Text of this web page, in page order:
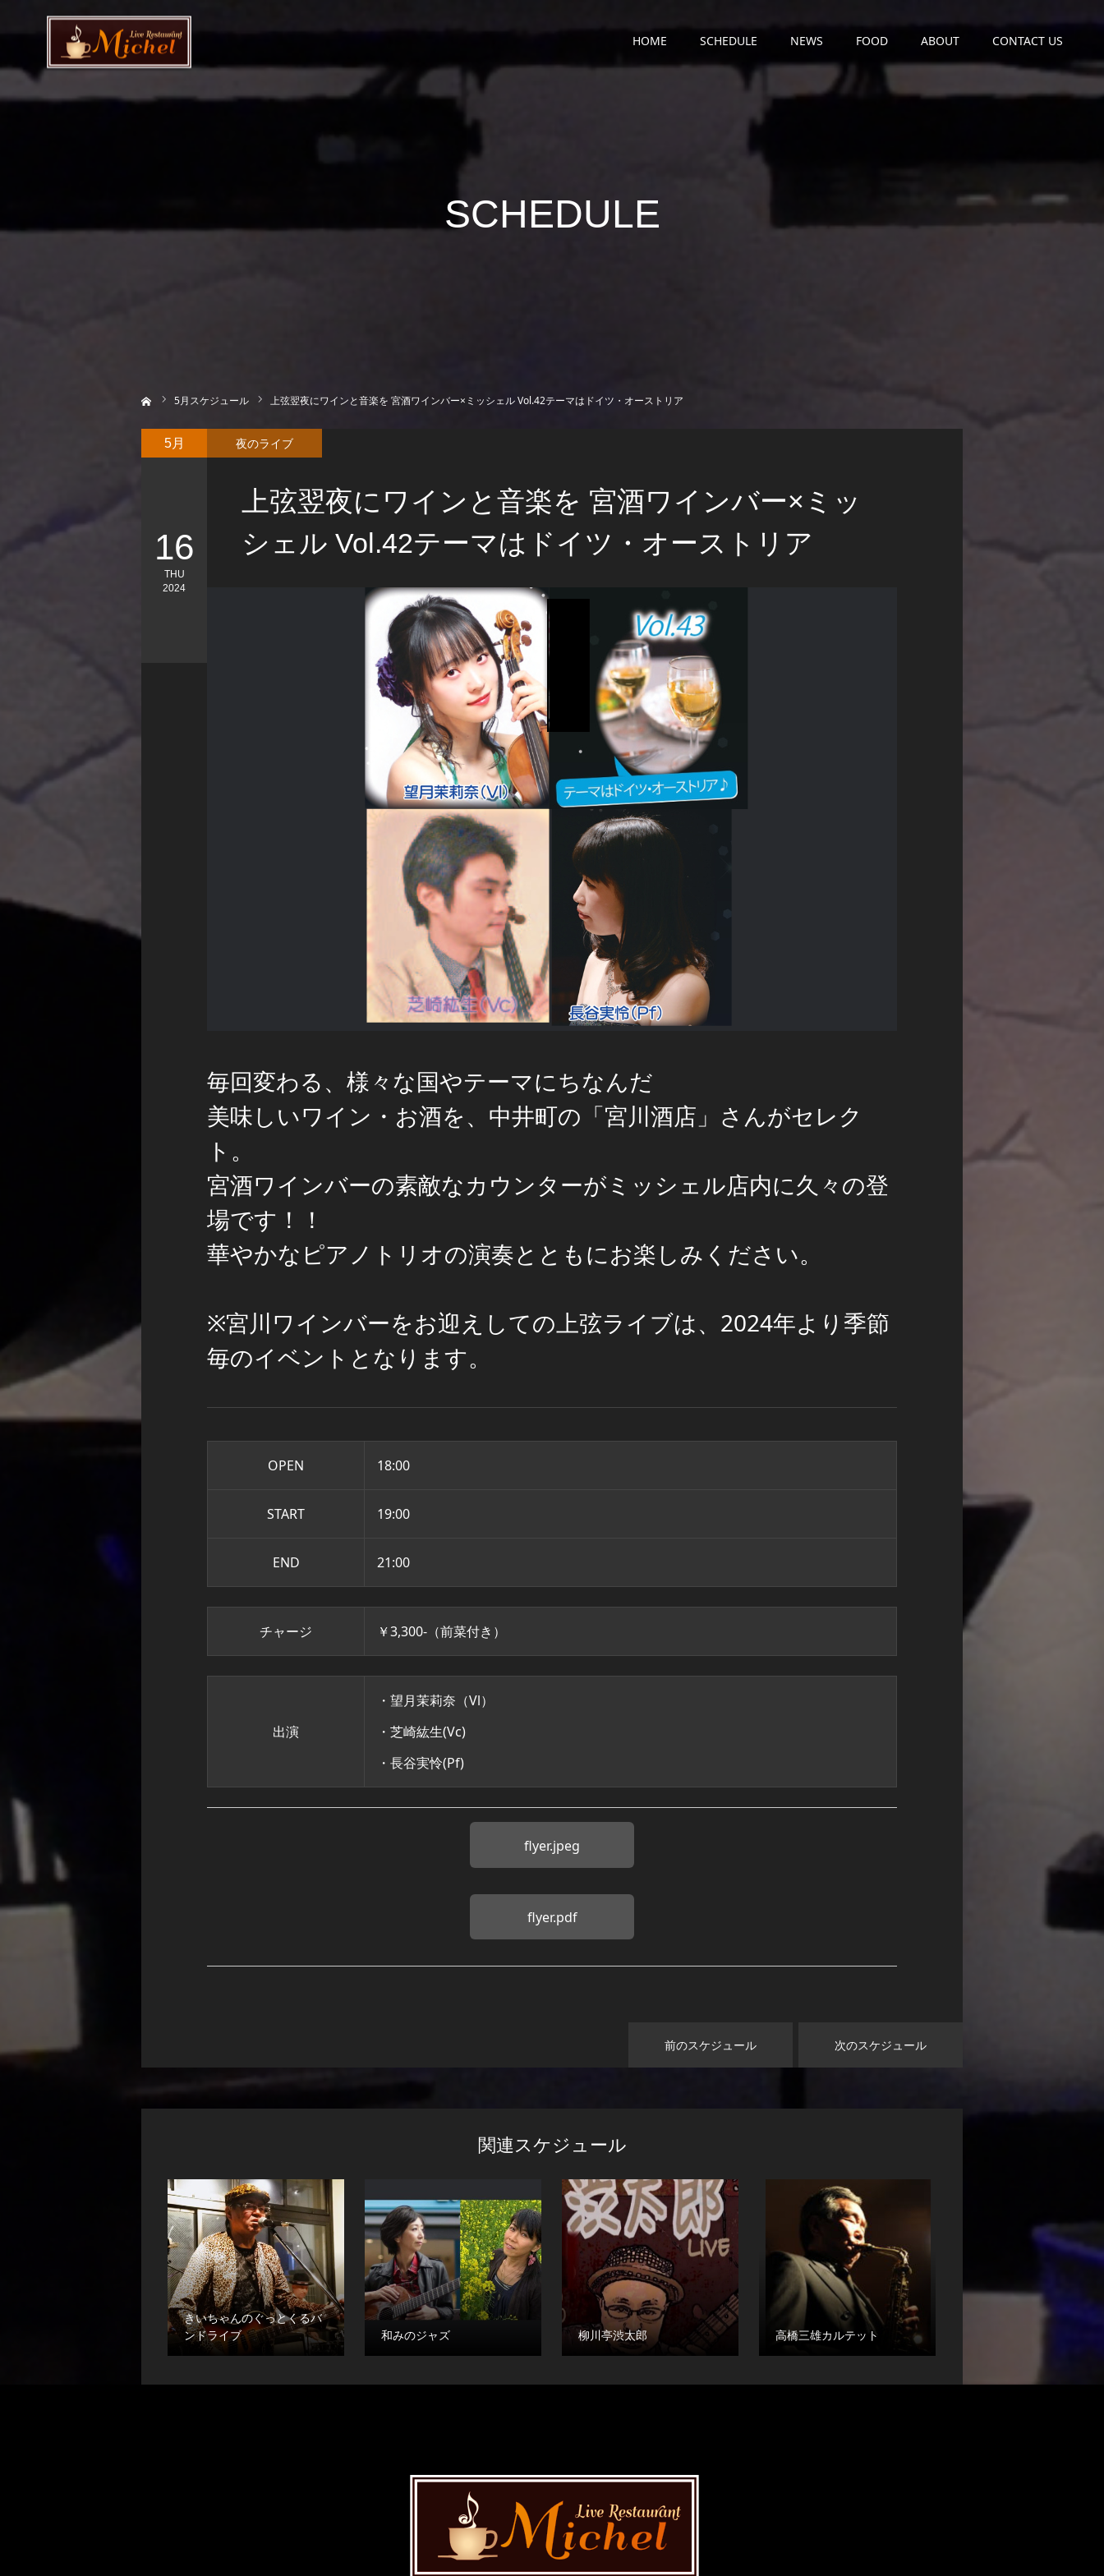
HOME SCHEDULE NEWS FOOD ABOUT CONTACT US
SCHEDULE
5月スケジュール 上弦翌夜にワインと音楽を 宮酒ワインバー×ミッシェル Vol.42テーマはドイツ・オーストリア
上弦翌夜にワインと音楽を 宮酒ワインバー×ミッ
シェル Vol.42テーマはドイツ・オーストリア
5月
16
THU
2024
夜のライブ
毎回変わる、様々な国やテーマにちなんだ
美味しいワイン・お酒を、中井町の「宮川酒店」さんがセレク
ト。
宮酒ワインバーの素敵なカウンターがミッシェル店内に久々の登
場です！！
華やかなピアノトリオの演奏とともにお楽しみください。
※宮川ワインバーをお迎えしての上弦ライブは、2024年より季節
毎のイベントとなります。
OPEN 18:00
START 19:00
END 21:00
チャージ ￥3,300-（前菜付き）
出演
・望月茉莉奈（Vl）
・芝崎紘生(Vc)
・長谷実怜(Pf)
flyer.jpeg
flyer.pdf
前のスケジュール 次のスケジュール
関連スケジュール
きいちゃんのぐっとくるバ
ンドライブ
和みのジャズ 柳川亭渋太郎 高橋三雄カルテット